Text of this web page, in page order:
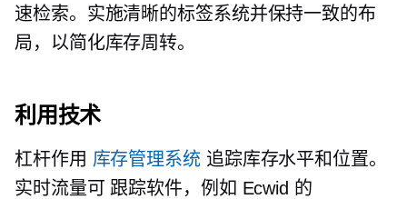
速检索。实施清晰的标签系统并保持一致的布
局，以简化库存周转。
利用技术
杠杆作用 库存管理系统追踪库存水平和位置。
实时流量可 跟踪软件，例如 Ecwid 的